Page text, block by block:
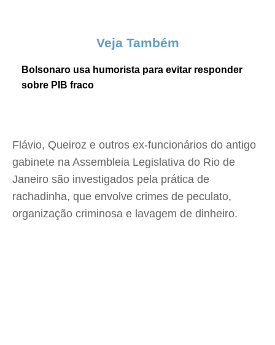
Veja Também
Bolsonaro usa humorista para evitar responder
sobre PIB fraco
Flávio, Queiroz e outros ex-funcionários do antigo
gabinete na Assembleia Legislativa do Rio de
Janeiro são investigados pela prática de
rachadinha, que envolve crimes de peculato,
organização criminosa e lavagem de dinheiro.